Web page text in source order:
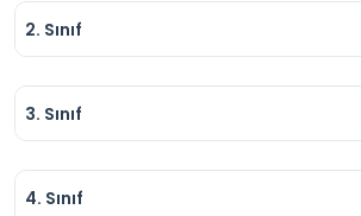
2. Sınıf
3. Sınıf
4. Sınıf